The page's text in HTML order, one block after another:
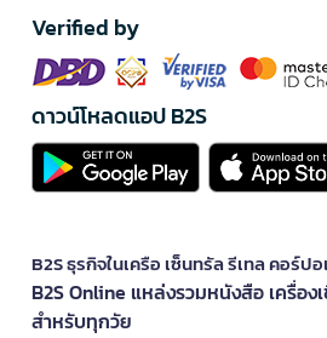
Verified by
ดาวน์โหลดแอป B2S
B2S ธุรกิจในเครือ เซ็นทรัล รีเทล คอร์ป
B2S Online แหล่งรวมหนังสือ เครื่อง
สำหรับทุกวัย